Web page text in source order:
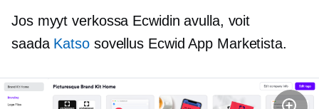
Jos myyt verkossa Ecwidin avulla, voit
saada Katsosovellus Ecwid App Marketista.